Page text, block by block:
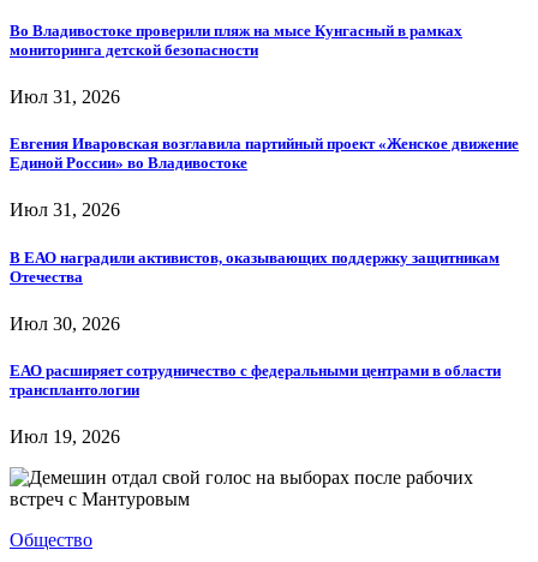
Во Владивостоке проверили пляж на мысе Кунгасный в рамках
мониторинга детской безопасности
Июл 31, 2026
Евгения Иваровская возглавила партийный проект «Женское движение
Единой России» во Владивостоке
Июл 31, 2026
В ЕАО наградили активистов, оказывающих поддержку защитникам
Отечества
Июл 30, 2026
ЕАО расширяет сотрудничество с федеральными центрами в области
трансплантологии
Июл 19, 2026
Общество